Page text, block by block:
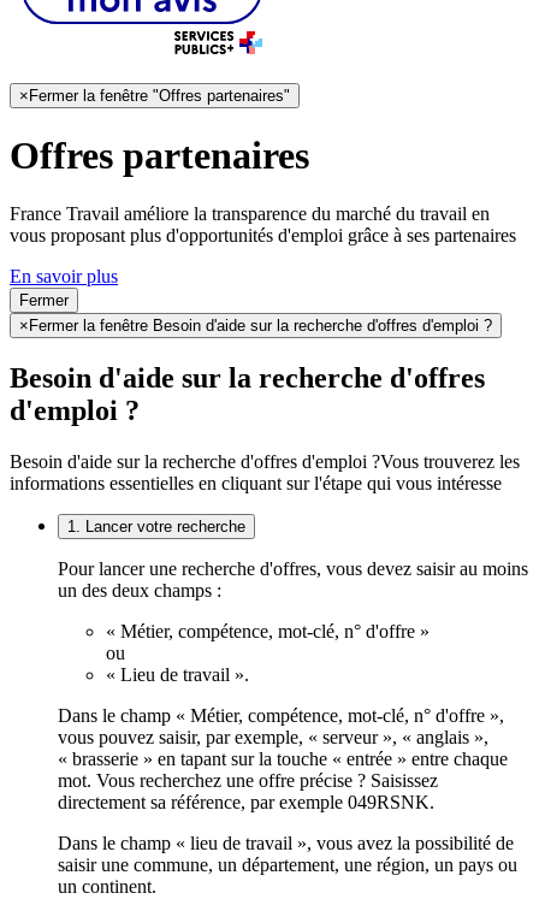
×Fermer la fenêtre "Offres partenaires"
Offres partenaires
France Travail améliore la transparence du marché du travail en
vous proposant plus d'opportunités d'emploi grâce à ses partenaires
En savoir plus
Fermer
× Fermer la fenêtre Besoin d'aide sur la recherche d'offres d'emploi ?
Besoin d'aide sur la recherche d'offres
d'emploi ?
Besoin d'aide sur la recherche d'offres d'emploi ?Vous trouverez les
informations essentielles en cliquant sur l'étape qui vous intéresse
1. Lancer votre recherche
Pour lancer une recherche d'offres, vous devez saisir au moins
un des deux champs :
« Métier, compétence, mot-clé, n° d'offre »
ou
« Lieu de travail ».
Dans le champ « Métier, compétence, mot-clé, n° d'offre »,
vous pouvez saisir, par exemple, « serveur », « anglais »,
« brasserie » en tapant sur la touche « entrée » entre chaque
mot. Vous recherchez une offre précise ? Saisissez
directement sa référence, par exemple 049RSNK.
Dans le champ « lieu de travail », vous avez la possibilité de
saisir une commune, un département, une région, un pays ou
un continent.